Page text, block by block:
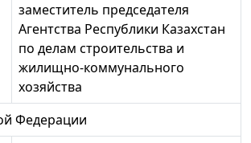
заместитель председателя
Агентства Республики Казахстан
по делам строительства и
жилищно-коммунального
хозяйства
Федерации